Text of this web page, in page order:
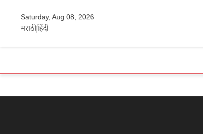
Saturday, Aug 08, 2026
मराठीहिंदी